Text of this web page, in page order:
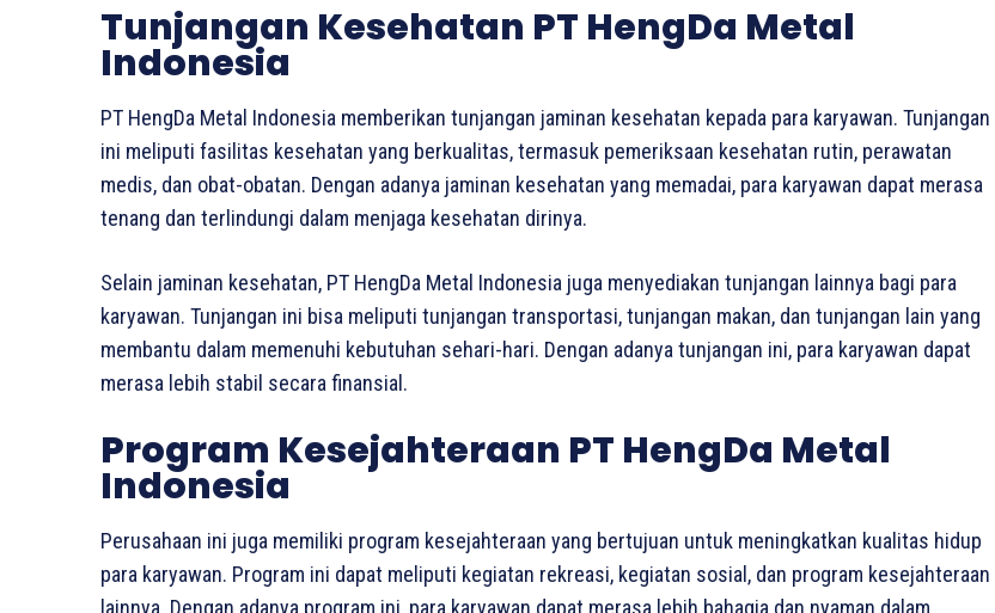
Tunjangan Kesehatan PT HengDa Metal
Indonesia
PT HengDa Metal Indonesia memberikan tunjangan jaminan kesehatan kepada para karyawan. Tunjangan
ini meliputi fasilitas kesehatan yang berkualitas, termasuk pemeriksaan kesehatan rutin, perawatan
medis, dan obat-obatan. Dengan adanya jaminan kesehatan yang memadai, para karyawan dapat merasa
tenang dan terlindungi dalam menjaga kesehatan dirinya.
Selain jaminan kesehatan, PT HengDa Metal Indonesia juga menyediakan tunjangan lainnya bagi para
karyawan. Tunjangan ini bisa meliputi tunjangan transportasi, tunjangan makan, dan tunjangan lain yang
membantu dalam memenuhi kebutuhan sehari-hari. Dengan adanya tunjangan ini, para karyawan dapat
merasa lebih stabil secara finansial.
Program Kesejahteraan PT HengDa Metal
Indonesia
Perusahaan ini juga memiliki program kesejahteraan yang bertujuan untuk meningkatkan kualitas hidup
para karyawan. Program ini dapat meliputi kegiatan rekreasi, kegiatan sosial, dan program kesejahteraan
lainnya. Dengan adanya program ini, para karyawan dapat merasa lebih bahagia dan nyaman dalam